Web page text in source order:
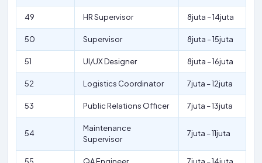
49 HR Supervisor 8juta – 14juta
50 Supervisor 8juta – 15juta
51 UI/UX Designer 8juta – 16juta
52 Logistics Coordinator 7juta – 12juta
53 Public Relations Officer 7juta – 13juta
54
Maintenance
Supervisor
7juta – 11juta